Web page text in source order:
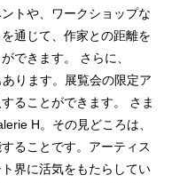
トや、ワークショップな
通じて、作家との距離を
できます。 さらに、
ります。展覧会の限定ア
ることができます。 さま
H。その見どころは、
ることです。アーティス
界に活気をもたらしてい